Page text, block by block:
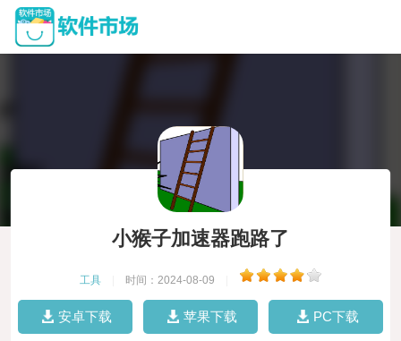
小猴子加速器跑路了
工具 时间：2024-08-09
安卓下载 苹果下载 PC下载